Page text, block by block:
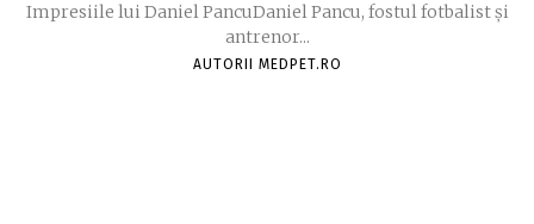
Impresiile lui Daniel PancuDaniel Pancu, fostul fotbalist și
antrenor...
AUTORII MEDPET.RO